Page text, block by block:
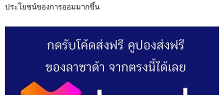
ประโยชน์ของการออมมากขึ้น